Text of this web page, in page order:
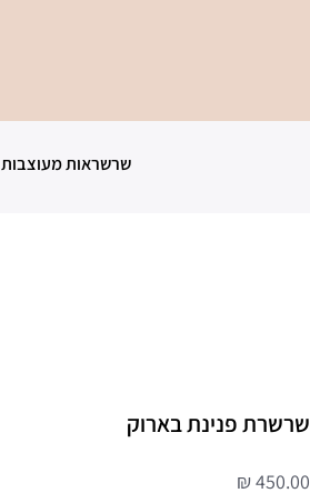
שרשראות מעוצבות
שרשרת פנינת בארוק